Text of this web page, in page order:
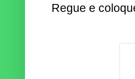
Regue e